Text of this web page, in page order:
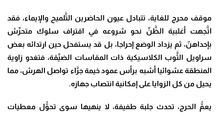
موقف محرج للغاية، تتبادل عيون الحاضرين التَّلميح والإيماء، فقد
اتَّجهت أغلبية الظَّنِّ نحو شروعه في اقتراف سلوك متحرِّش
بإحداهنّ، ثم يزداد الوضع إحراجا، بل قد يستفحل حين ارتدائه بعض
سراويل الثَّوب الكلاسيكية ذات المقاسات الضيِّقة، فتغدو زاوية
المنطقة عشوائيا أشبه برأس عمود خيمة جرَّاء تواصل الهرش، مما
يحيل من كل الزوايا على إمكانية انتصاب جهازه.
يعمُّ الحرج، تحدث جلبة طفيفة، لا ينهيها سوى تحوُّل معطيات